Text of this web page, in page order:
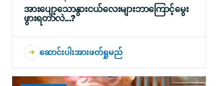
အားပျော့သောနွားငယ်လေးများဘာကြောင့်မွေး
ဖွားရတာလဲ...?
ဆောင်းပါးအားဖတ်ရှုမည်